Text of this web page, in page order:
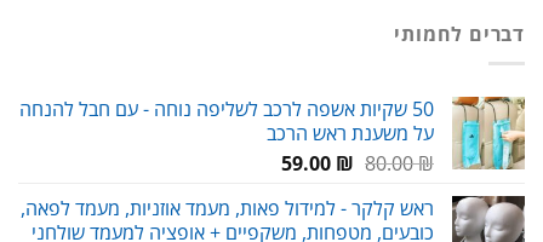
דברים לחמותי
50 שקיות אשפה לרכב לשליפה נוחה - עם חבל להנחה
על משענת ראש הרכב
80.00₪
המחיר
היה:
59.00 ₪
המחיר
הוא:
ראש קלקר - למידול פאות, מעמד אוזניות, מעמד לפאה,
כובעים, מטפחות, משקפיים + אופציה למעמד שולחני